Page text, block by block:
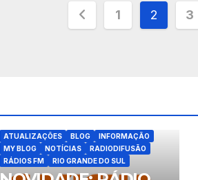
Paginação
1 2 3
ATUALIZAÇÕES BLOG
INFORMAÇÃO
MY BLOG
NOTÍCIAS
RADIODIFUSÃO
RÁDIOS FM
RIO GRANDE DO SUL